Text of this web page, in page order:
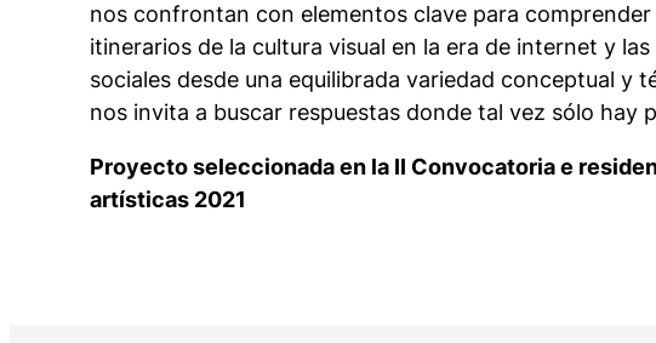
nos confrontan con elementos clave para comprender
itinerarios de la cultura visual en la era de internet y las
sociales desde una equilibrada variedad conceptual y
nos invita a buscar respuestas donde tal vez sólo hay
Proyecto seleccionada en la II Convocatoria e
artísticas 2021